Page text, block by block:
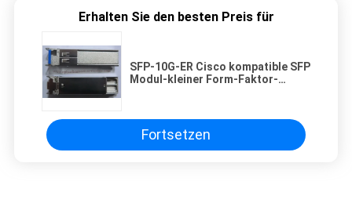
Erhalten Sie den besten Preis für
SFP-10G-ER Cisco kompatible SFP
Modul-kleiner Form-Faktor-
Fortsetzen